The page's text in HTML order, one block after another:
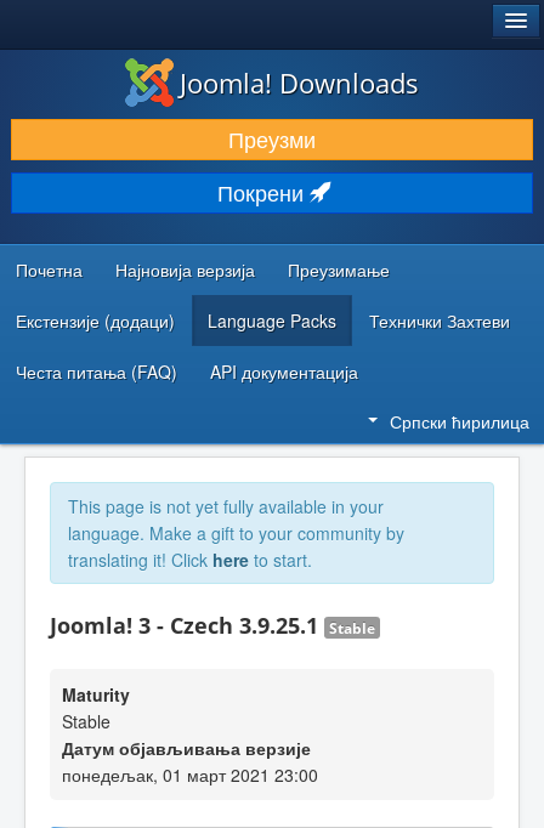
ПРЕУЗИМАЊЕ И ПРОШИРЕЊА (ЕКСТЕНЗИЈЕ)
ОТКРИЈТЕ И НАУЧИТЕ
ЗАЈЕДНИЦА И ПОДРШКА
РЕСУРСИ ЗА РАЗВОЈ
Joomla! Downloads
Преузми
Покрени
Почетна Најновија верзија Преузимање
Екстензије (додаци) Language Packs Технички Захтеви
Честа питања (FAQ) API документација
Српски ћирилица
This page is not yet fully available in your
language. Make a gift to your community by
translating it! Click here to start.
Joomla! 3 - Czech 3.9.25.1 Stable
Maturity
Stable
Датум објављивања верзије
понедељак, 01 март 2021 23:00